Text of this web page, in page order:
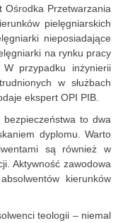
Ośrodka Przetwarzania
pielęgniarskich
nieposiadające
na rynku pracy
przypadku inżynierii
w służbach
ekspert OPI PIB.
to dwa
dyplomu. Warto
są również w
Aktywność zawodowa
kierunków
teologii – niemal